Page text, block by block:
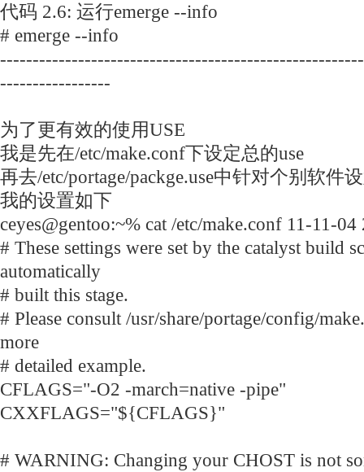
代码 2.6: 运行emerge --info
# emerge --info
-----------------
为了更有效的使用USE
我是先在/etc/make.conf下设定总的use
再去/etc/portage/packge.use中针对个别软件
我的设置如下
ceyes@gentoo:~% cat /etc/make.conf 11-11-04
# These settings were set by the catalyst build
automatically
# built this stage.
# Please consult /usr/share/portage/config/
more
# detailed example.
CFLAGS="-O2 -march=native -pipe"
CXXFLAGS="${CFLAGS}"
# WARNING: Changing your CHOST is not